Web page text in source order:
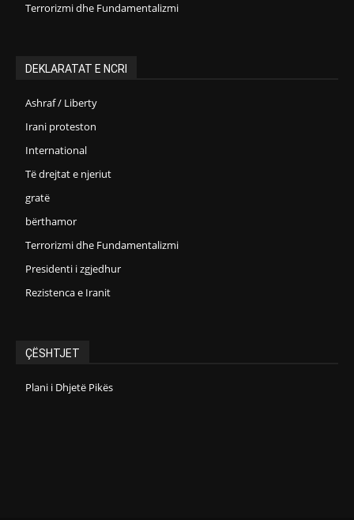
Terrorizmi dhe Fundamentalizmi
DEKLARATAT E NCRI
Ashraf / Liberty
Irani proteston
International
Të drejtat e njeriut
gratë
bërthamor
Terrorizmi dhe Fundamentalizmi
Presidenti i zgjedhur
Rezistenca e Iranit
ÇËSHTJET
Plani i Dhjetë Pikës